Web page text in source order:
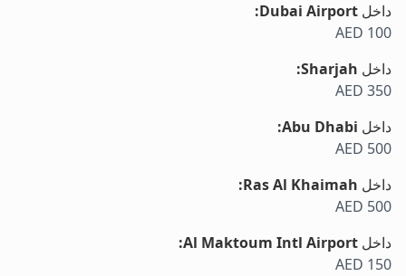
داخل Dubai Airport
:
AED 100
داخل Sharjah
:
AED 350
داخل Abu Dhabi
:
AED 500
داخل Ras Al Khaimah
:
AED 500
داخل Al Maktoum Intl Airport
:
AED 150